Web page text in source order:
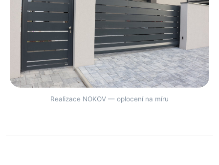
Realizace NOKOV — oplocení na míru